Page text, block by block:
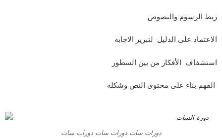
ربط الرسوم والنصوص
الاعتماد على الدليل لتبرير الاجابه
استشفاف الأفكار من بين السطور
دورات سات دورات سات دورات سات